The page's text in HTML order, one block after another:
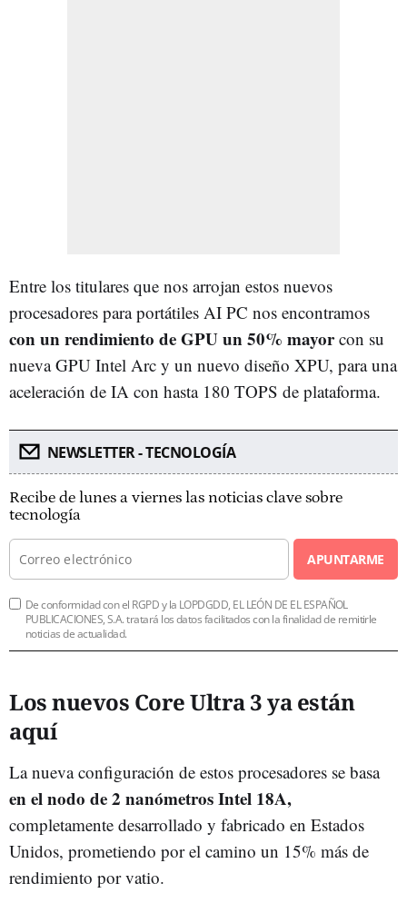
Entre los titulares que nos arrojan estos nuevos
procesadores para portátiles AI PC nos encontramos
con un rendimiento de GPU un 50% mayorcon su
nueva GPU Intel Arc y un nuevo diseño XPU, para una
aceleración de IA con hasta 180 TOPS de plataforma.
NEWSLETTER - TECNOLOGÍA
Recibe de lunes a viernes las noticias clave sobre
tecnología
APUNTARME
De conformidad con el RGPD y la LOPDGDD, EL LEÓN DE EL ESPAÑOL
PUBLICACIONES, S.A. tratará los datos facilitados con la finalidad de remitirle
noticias de actualidad.
Los nuevos Core Ultra 3 ya están
aquí
La nueva configuración de estos procesadores se basa
en el nodo de 2 nanómetros Intel 18A,
completamente desarrollado y fabricado en Estados
Unidos, prometiendo por el camino un 15% más de
rendimiento por vatio.